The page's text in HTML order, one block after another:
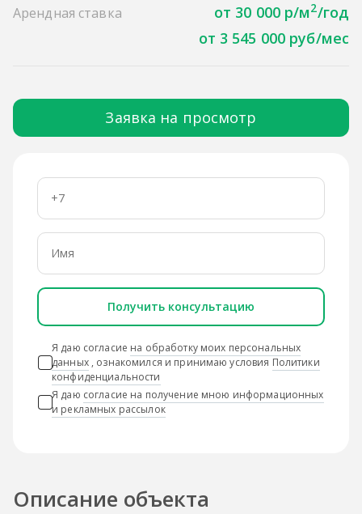
Арендная ставка от 30 000 р/м2/год
от 3 545 000 руб/мес
Заявка на просмотр
Получить консультацию
Я даю согласие на обработку моих персональных
данных, ознакомился и принимаю условия Политики
конфиденциальности
Я даю согласие на получение мною информационных
и рекламных рассылок
Описание объекта